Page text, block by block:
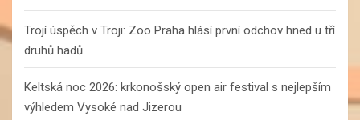
Trojí úspěch v Troji: Zoo Praha hlásí první odchov hned u tří
druhů hadů
Keltská noc 2026: krkonošský open air festival s nejlepším
výhledem Vysoké nad Jizerou